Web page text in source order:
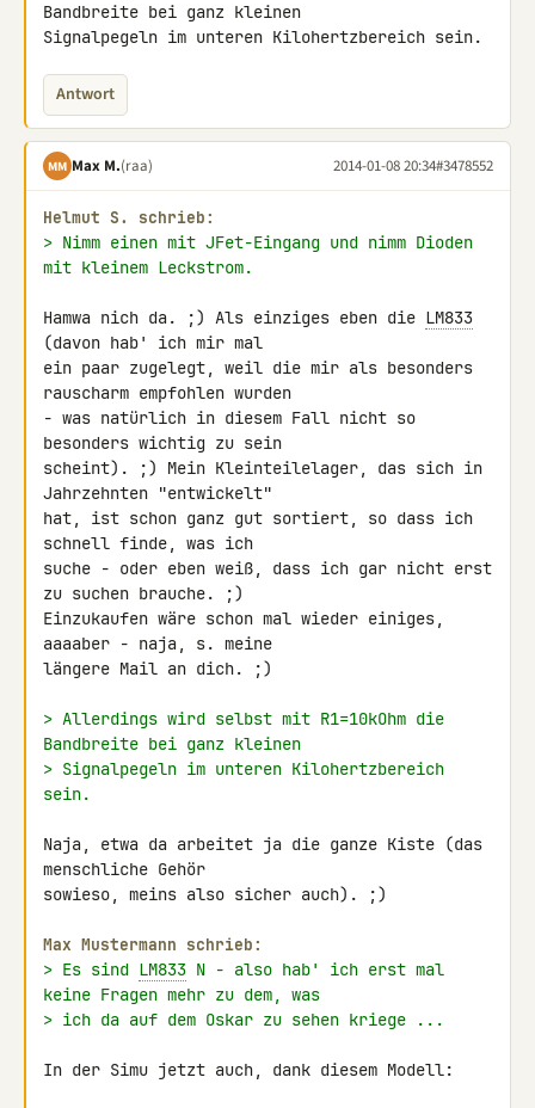
Bandbreite bei ganz kleinen
Signalpegeln im unteren Kilohertzbereich sein.
Antwort
MM Max M.(raa) 2014-01-08 20:34#3478552
Helmut S. schrieb:
> Nimm einen mit JFet-Eingang und nimm Dioden
mit kleinem Leckstrom.
Hamwa nich da. ;) Als einziges eben die LM833
(davon hab' ich mir mal
ein paar zugelegt, weil die mir als besonders
rauscharm empfohlen wurden
- was natürlich in diesem Fall nicht so
besonders wichtig zu sein
scheint). ;) Mein Kleinteilelager, das sich in
Jahrzehnten "entwickelt"
hat, ist schon ganz gut sortiert, so dass ich
schnell finde, was ich
suche - oder eben weiß, dass ich gar nicht erst
zu suchen brauche. ;)
Einzukaufen wäre schon mal wieder einiges,
aaaaber - naja, s. meine
längere Mail an dich. ;)
> Allerdings wird selbst mit R1=10kOhm die
Bandbreite bei ganz kleinen
> Signalpegeln im unteren Kilohertzbereich
sein.
Naja, etwa da arbeitet ja die ganze Kiste (das
menschliche Gehör
sowieso, meins also sicher auch). ;)
Max Mustermann schrieb:
> Es sind LM833 N - also hab' ich erst mal
keine Fragen mehr zu dem, was
> ich da auf dem Oskar zu sehen kriege ...
In der Simu jetzt auch, dank diesem Modell: